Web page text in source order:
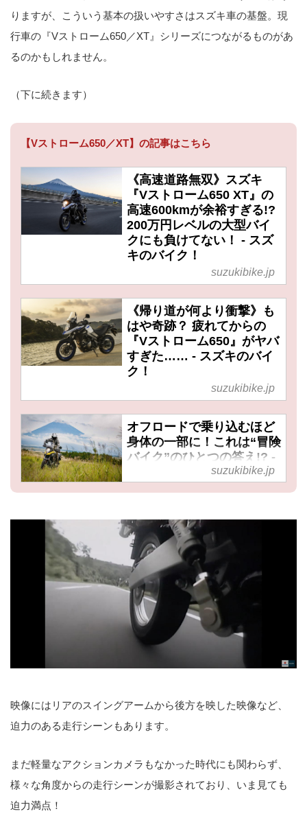
りますが、こういう基本の扱いやすさはスズキ車の基盤。現
行車の『Vストローム650／XT』シリーズにつながるものがあ
るのかもしれません。
（下に続きます）
【Vストローム650／XT】の記事はこちら
《高速道路無双》スズキ
『Vストローム650 XT』の
高速600kmが余裕すぎる!?
200万円レベルの大型バイ
クにも負けてない！ - スズ
キのバイク！
suzukibike.jp
《帰り道が何より衝撃》も
はや奇跡？ 疲れてからの
『Vストローム650』がヤバ
すぎた…… - スズキのバイ
ク！
suzukibike.jp
オフロードで乗り込むほど
身体の一部に！これは“冒険
バイク”のひとつの答え!? -
スズキのバイク！suzukibike.jp
映像にはリアのスイングアームから後方を映した映像など、
迫力のある走行シーンもあります。
まだ軽量なアクションカメラもなかった時代にも関わらず、
様々な角度からの走行シーンが撮影されており、いま見ても
迫力満点！